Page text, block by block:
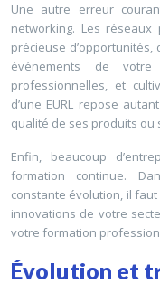
Une autre erreur
networking. Les
précieuse
événements de votre
professionnelles, et
d’une EURL repose
qualité de ses produits ou
Enfin, beaucoup
formation continue.
constante évolution, il
innovations de votre
votre formation
Évolution et